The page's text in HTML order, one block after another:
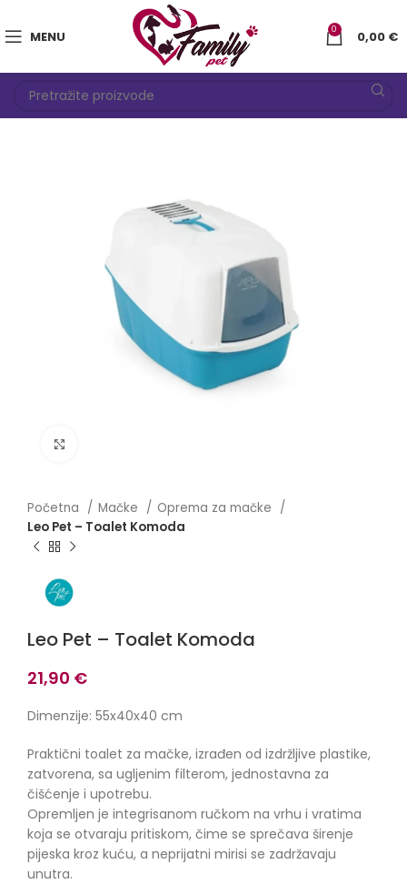
MENU 0 0,00 €
Početna Mačke
Oprema za mačke
Leo Pet – Toalet Komoda
Leo Pet – Toalet Komoda
21,90 €
Dimenzije: 55x40x40 cm
Praktični toalet za mačke, izrađen od izdržljive plastike,
zatvorena, sa ugljenim filterom, jednostavna za
čišćenje i upotrebu.
Opremljen je integrisanom ručkom na vrhu i vratima
koja se otvaraju pritiskom, čime se sprečava širenje
pijeska kroz kuću, a neprijatni mirisi se zadržavaju
unutra.